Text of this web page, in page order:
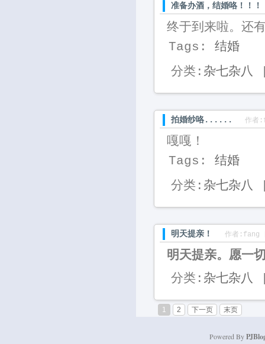
准备办酒，结婚咯！！！
终于到来啦。还
Tags: 结婚
分类: 杂七杂八
拍婚纱咯...... 作者
嘎嘎！
Tags: 结婚
分类: 杂七杂八
明天提亲！ 作者:fang
明天提亲。愿一
分类: 杂七杂八
1 2 下一页 末页
Powered By